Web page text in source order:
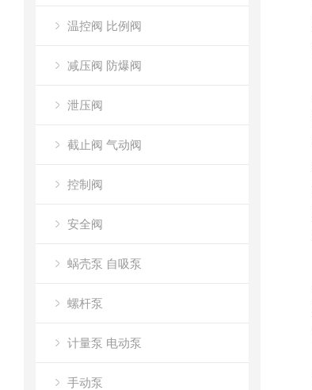
温控阀 比例阀
减压阀 防爆阀
泄压阀
截止阀 气动阀
控制阀
安全阀
蜗壳泵 自吸泵
螺杆泵
计量泵 电动泵
手动泵